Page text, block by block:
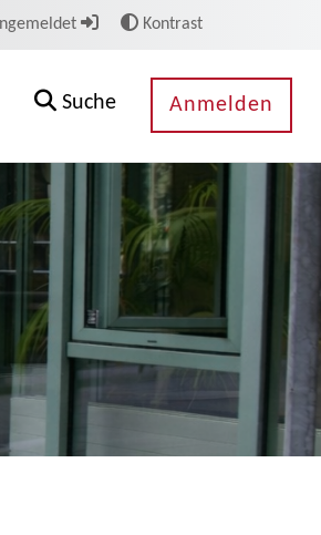
Kontrast
Suche Anmelden